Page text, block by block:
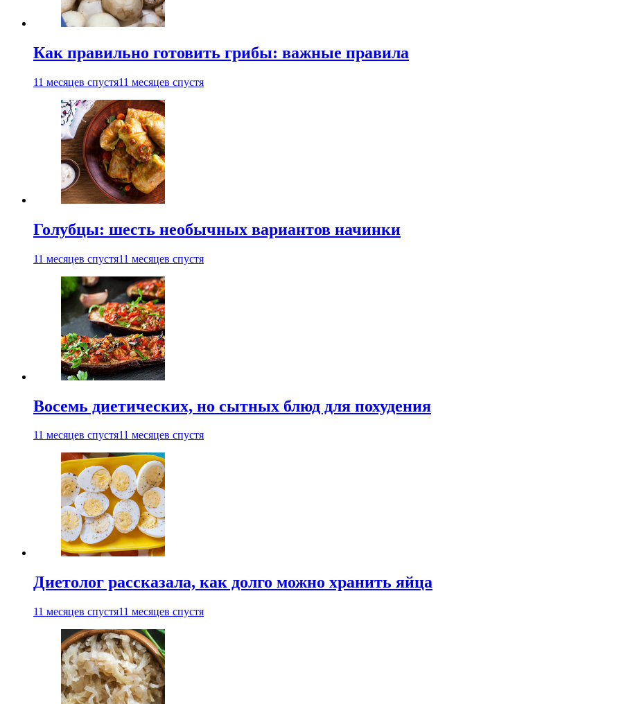
Как правильно готовить грибы: важные правила
11 месяцев спустя11 месяцев спустя
Голубцы: шесть необычных вариантов начинки
11 месяцев спустя11 месяцев спустя
Восемь диетических, но сытных блюд для похудения
11 месяцев спустя11 месяцев спустя
Диетолог рассказала, как долго можно хранить яйца
11 месяцев спустя11 месяцев спустя